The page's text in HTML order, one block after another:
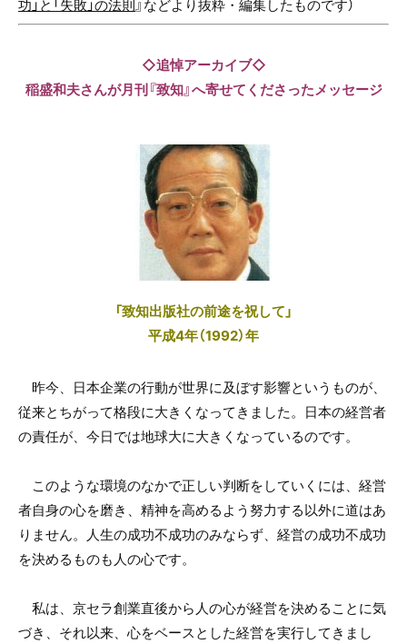
功」と「失敗」の法則』などより抜粋・編集したものです）
◇追悼アーカイブ◇
稲盛和夫さんが月刊『致知』へ寄せてくださったメッセージ
「致知出版社の前途を祝して」
平成4年（1992）年
昨今、日本企業の行動が世界に及ぼす影響というものが、
従来とちがって格段に大きくなってきました。日本の経営者
の責任が、今日では地球大に大きくなっているのです。
このような環境のなかで正しい判断をしていくには、経営
者自身の心を磨き、精神を高めるよう努力する以外に道はあ
りません。人生の成功不成功のみならず、経営の成功不成功
を決めるものも人の心です。
私は、京セラ創業直後から人の心が経営を決めることに気
づき、それ以来、心をベースとした経営を実行してきまし